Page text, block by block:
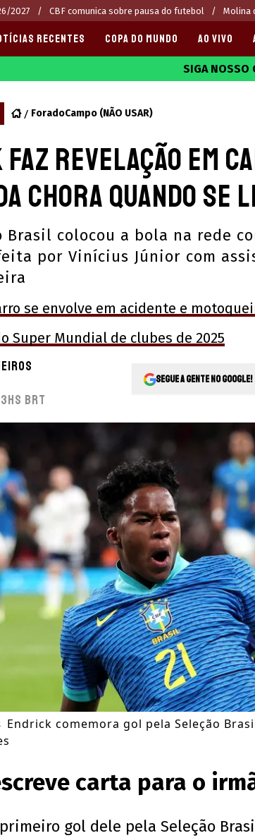
2027 CBF comunica sobre pausa do futebol Molina
sites de apostas 2025
APOSTAS
e OFERTAS
RECENTES COPA DO MUNDO AO VIVO
SIGA NOSSO
ForadoCampo (NÃO USAR)
revelação em
chora quando se
Brasil colocou a bola na rede
por Vinícius Júnior com
se envolve em acidente e
Super Mundial de clubes de 2025
BRT
Segue a gente no Google!
Endrick comemora gol pela Seleção
carta para o
gol dele pela Seleção